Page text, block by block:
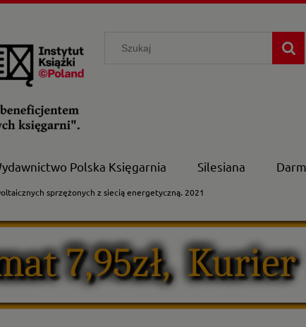
Polska Księgarnia Silesiana
sprzężonych z siecią energetyczną. 2021